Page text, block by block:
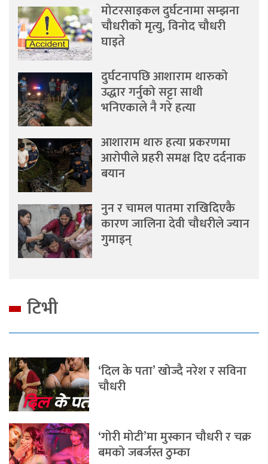
मोटरसाइकल दुर्घटनामा सम्झना
चौधरीको मृत्यु, विनोद चौधरी
घाइते
दुर्घटनापछि आशाराम थारुको
उद्धार गर्नुको सट्टा साथी
भनिएकाले नै गरे हत्या
आशाराम थारु हत्या प्रकरणमा
आरोपीले प्रहरी समक्ष दिए दर्दनाक
बयान
नुन र चामल पातमा राखिदिएकै
कारण जालिना देवी चौधरीले ज्यान
गुमाइन्
टिभी
‘दिल के पता’ खोज्दै नरेश र सविना
चौधरी
‘गोरी मोटी’मा मुस्कान चौधरी र चक्र
बमको जबर्जस्त ठुम्का